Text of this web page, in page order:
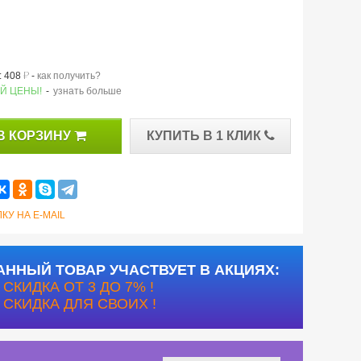
й - как получить?
ЦЕНЫ! - узнать больше
КОРЗИНУ КУПИТЬ В 1 КЛИК
НА E-MAIL
ТОВАР УЧАСТВУЕТ В АКЦИЯХ:
ОТ 3 ДО 7% !
ДЛЯ СВОИХ !